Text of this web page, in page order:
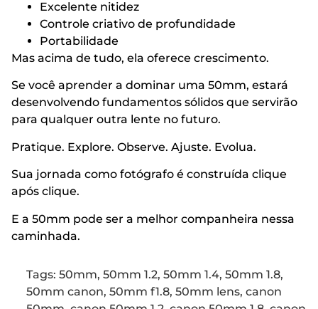
Excelente nitidez
Controle criativo de profundidade
Portabilidade
Mas acima de tudo, ela oferece crescimento.
Se você aprender a dominar uma 50mm, estará
desenvolvendo fundamentos sólidos que servirão
para qualquer outra lente no futuro.
Pratique. Explore. Observe. Ajuste. Evolua.
Sua jornada como fotógrafo é construída clique
após clique.
E a 50mm pode ser a melhor companheira nessa
caminhada.
Tags: 50mm, 50mm 1.2, 50mm 1.4, 50mm 1.8,
50mm canon, 50mm f1.8, 50mm lens, canon